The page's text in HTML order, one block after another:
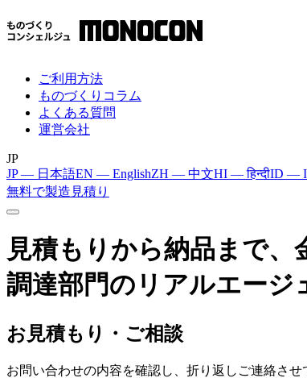
ご利用方法
ものづくりコラム
よくある質問
運営会社
JP
JP — 日本語EN — EnglishZH — 中文HI — हिन्दीID —
無料で製造見積り
見積もりから納品まで
調達部門のリアルエージ
お見積もり・ご相談
お問い合わせの内容を確認し、折り返しご連絡させ